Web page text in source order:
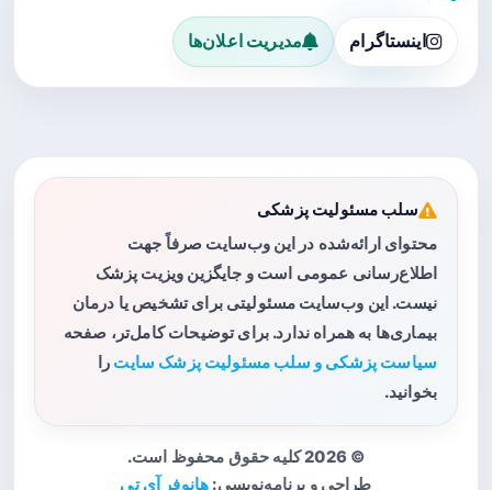
اینستاگرام مدیریت اعلان‌ها
سلب مسئولیت پزشکی
محتوای ارائه‌شده در این وب‌سایت صرفاً جهت
اطلاع‌رسانی عمومی است و جایگزین ویزیت پزشک
نیست. این وب‌سایت مسئولیتی برای تشخیص یا درمان
بیماری‌ها به همراه ندارد. برای توضیحات کامل‌تر، صفحه
سیاست پزشکی و سلب مسئولیت پزشک سایت را
بخوانید.
© 2026 کلیه حقوق محفوظ است.
طراحی و برنامه‌نویسی: هانوفر آی تی